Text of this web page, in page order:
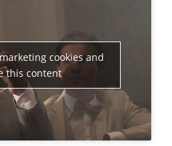
cookies and
this content